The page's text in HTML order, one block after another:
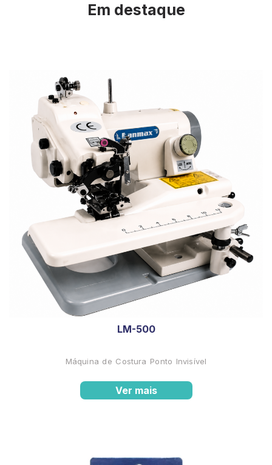
Em destaque
LM-500
Máquina de Costura Ponto Invisível
Ver mais